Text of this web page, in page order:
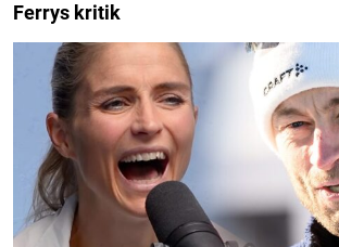
Ferrys kritik